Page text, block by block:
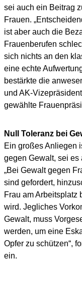
sei auch ein Beitrag
Frauen.
ist aber auch die
Frauenberufen
sich nichts an den
eine echte
bestärkte die
und AK-
gewählte
Null Toleranz bei
Ein großes Anliegen
gegen Gewalt, sei es
„Bei Gewalt gegen
sind gefordert,
Frau am Arbeitsplatz
wird. Jegliches
Gewalt, muss
werden, um eine
Opfer zu schützen“,
ein.